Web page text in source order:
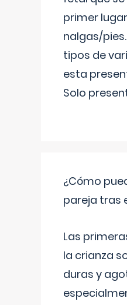
primer
nalgas/
tipos de
esta
Solo
¿Cómo
pareja tras
Las
la crianza
duras y